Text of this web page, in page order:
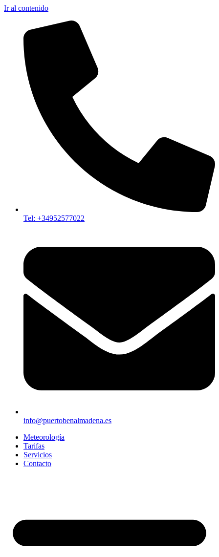
Ir al contenido
Tel: +34952577022
info@puertobenalmadena.es
Meteorología
Tarifas
Servicios
Contacto